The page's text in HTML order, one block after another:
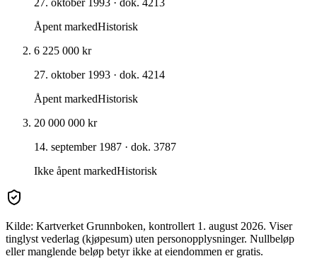
27. oktober 1993 · dok. 4213
Åpent markedHistorisk
6 225 000 kr
27. oktober 1993 · dok. 4214
Åpent markedHistorisk
20 000 000 kr
14. september 1987 · dok. 3787
Ikke åpent markedHistorisk
Kilde: Kartverket Grunnboken, kontrollert 1. august 2026. Viser
tinglyst vederlag (kjøpesum) uten personopplysninger. Nullbeløp
eller manglende beløp betyr ikke at eiendommen er gratis.